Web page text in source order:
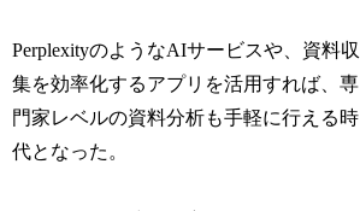
PerplexityのようなAIサービスや、資料収
集を効率化するアプリを活用すれば、専
門家レベルの資料分析も手軽に行える時
代となった。